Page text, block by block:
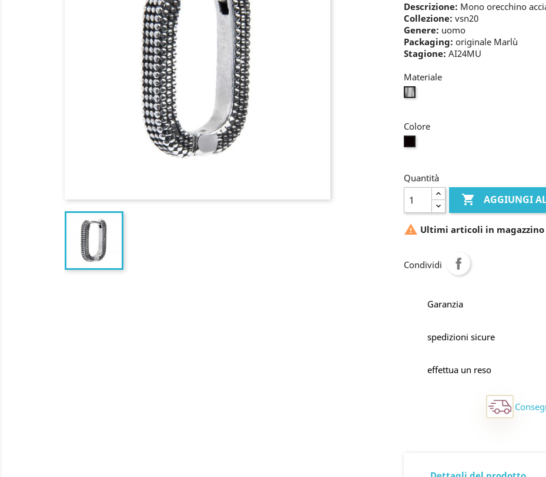
Descrizione: Mono orecchino
Collezione: vsn20
Genere: uomo
Packaging: originale Marlù
Stagione: AI24MU
Materiale
bianco
Colore
Quantità
 AGGIUNGI
 Ultimi articoli in magazzino
Condividi
Garanzia
spedizioni sicure
effettua un reso